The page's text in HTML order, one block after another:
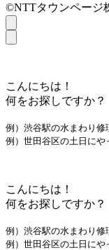
©NTTタウンページ
こんにちは！
何をお探しですか？
例）渋谷駅の水まわり修
例）世田谷区の土日にや
こんにちは！
何をお探しですか？
例）渋谷駅の水まわり修
例）世田谷区の土日にや